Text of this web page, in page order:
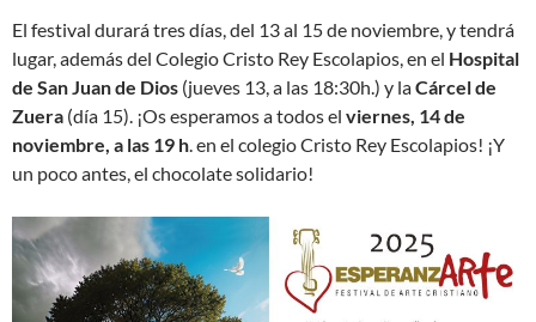
El festival durará tres días, del 13 al 15 de noviembre, y tendrá
lugar, además del Colegio Cristo Rey Escolapios, en el Hospital
de San Juan de Dios (jueves 13, a las 18:30h.) y laCárcel de
Zuera (día 15). ¡Os esperamos a todos el viernes, 14 de
noviembre, a las 19 h. en el colegio Cristo Rey Escolapios! ¡Y
un poco antes, el chocolate solidario!